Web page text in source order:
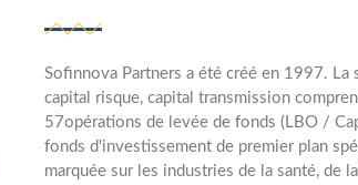
Sofinnova Partners a été créé en 1997.
capital risque, capital transmission
57opérations de levée de fonds (LBO /
fonds d'investissement de premier plan
marquée sur les industries de la santé, de